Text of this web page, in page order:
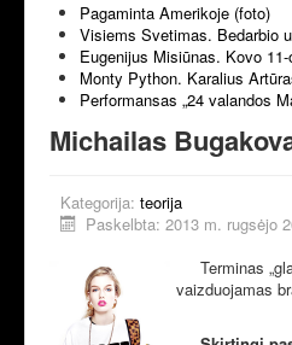
Pagaminta Amerikoje (foto)
Visiems Svetimas. Bedarbio
Eugenijus Misiūnas. Kovo
Monty Python. Karalius
Performansas „24 valandos
Michailas
Kategorija: teorija
Paskelbta: 2013 m. rugsėjo
Terminas
vaizduojamas